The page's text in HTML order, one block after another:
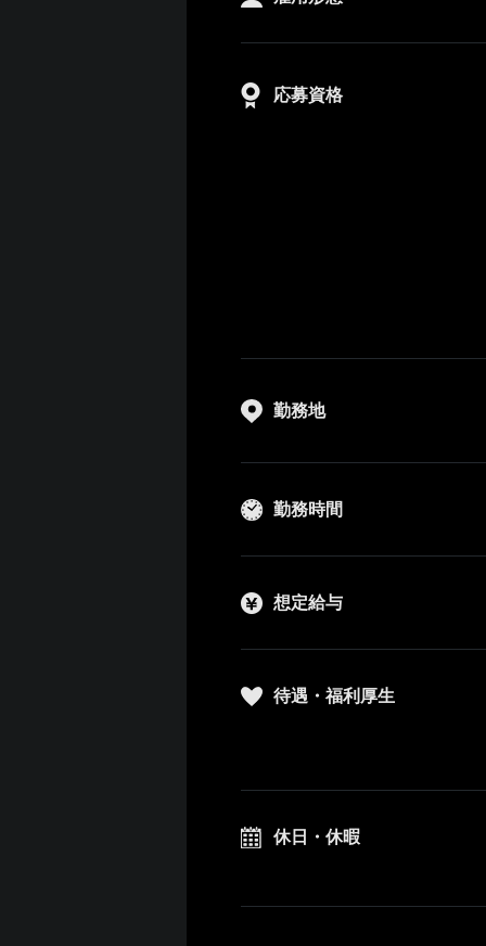
応募資格
勤務地
勤務時間
想定給与
待遇・福利厚生
休日・休暇